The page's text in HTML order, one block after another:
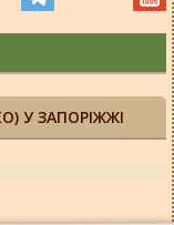
У ЗАПОРІЖЖІ